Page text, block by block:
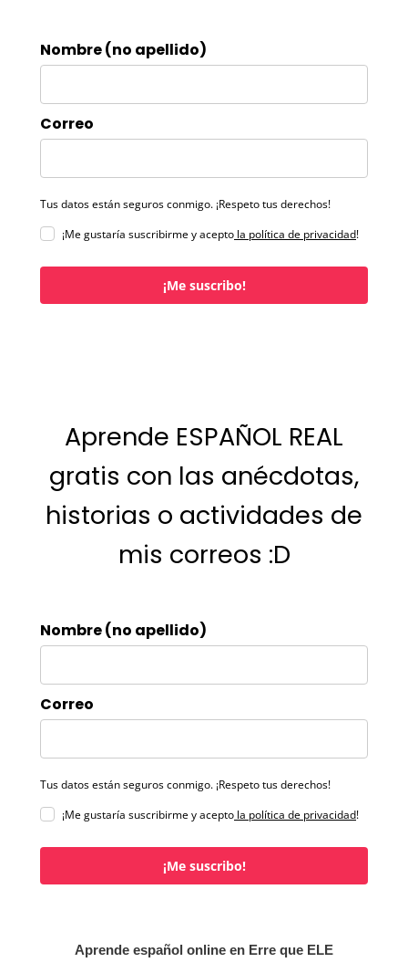
Nombre (no apellido)
Correo
Tus datos están seguros conmigo. ¡Respeto tus derechos!
¡Me gustaría suscribirme y acepto la política de privacidad!
¡Me suscribo!
Aprende ESPAÑOL REAL
gratis con las anécdotas,
historias o actividades de
mis correos :D
Nombre (no apellido)
Correo
Tus datos están seguros conmigo. ¡Respeto tus derechos!
¡Me gustaría suscribirme y acepto la política de privacidad!
¡Me suscribo!
Aprende español online en Erre que ELE